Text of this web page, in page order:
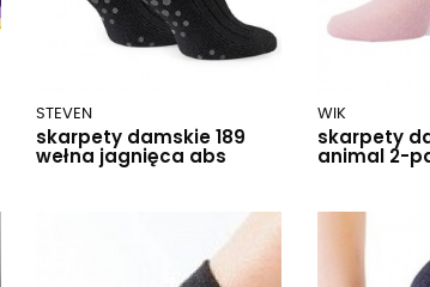
STEVEN
skarpety damskie 189
wełna jagnięca abs
WIK
skarpety
animal 2-